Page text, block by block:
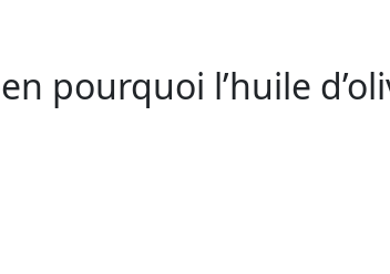
pourquoi l’huile